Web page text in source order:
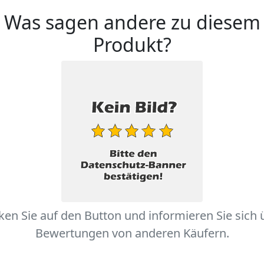
Was sagen andere zu diesem
Produkt?
Sie auf den Button und informieren Sie sich
Bewertungen von anderen Käufern.